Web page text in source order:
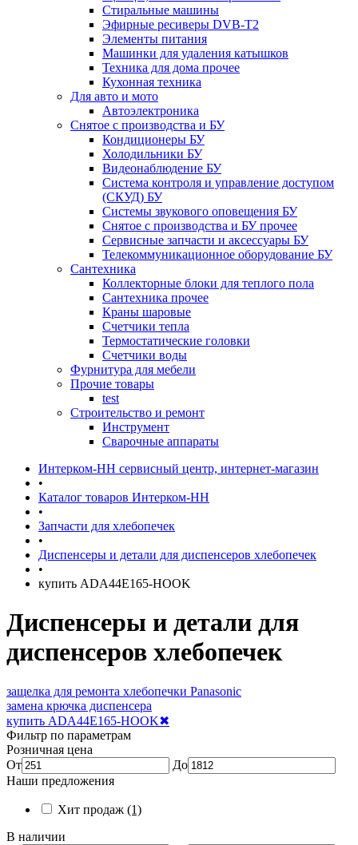
Стиральные машины
Эфирные ресиверы DVB-T2
Элементы питания
Машинки для удаления катышков
Техника для дома прочее
Кухонная техника
Для авто и мото
Автоэлектроника
Снятое с производства и БУ
Кондиционеры БУ
Холодильники БУ
Видеонаблюдение БУ
Система контроля и управление доступом
(СКУД) БУ
Системы звукового оповещения БУ
Снятое с производства и БУ прочее
Сервисные запчасти и аксессуары БУ
Телекоммуникационное оборудование БУ
Сантехника
Коллекторные блоки для теплого пола
Сантехника прочее
Краны шаровые
Счетчики тепла
Термоcтатические головки
Счетчики воды
Фурнитура для мебели
Прочие товары
test
Строительство и ремонт
Инструмент
Сварочные аппараты
Интерком-НН сервисный центр, интернет-магазин
•
Каталог товаров Интерком-НН
•
Запчасти для хлебопечек
•
Диспенсеры и детали для диспенсеров хлебопечек
•
купить ADA44E165-HOOK
Диспенсеры и детали для
диспенсеров хлебопечек
защелка для ремонта хлебопечки Panasonic
замена крючка диспенсера
купить ADA44E165-HOOK✖
Фильтр по параметрам
Розничная цена
От
До
Наши предложения
Хит продаж (1)
В наличии